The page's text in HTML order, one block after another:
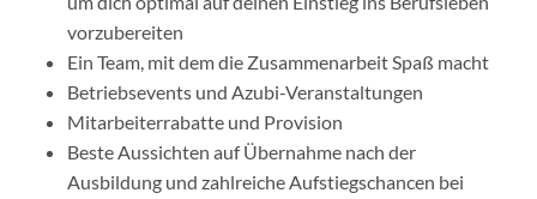
vorzubereiten
Ein Team, mit dem die Zusammenarbeit Spaß macht
Betriebsevents und Azubi-Veranstaltungen
Mitarbeiterrabatte und Provision
Beste Aussichten auf Übernahme nach der
Ausbildung und zahlreiche Aufstiegschancen bei